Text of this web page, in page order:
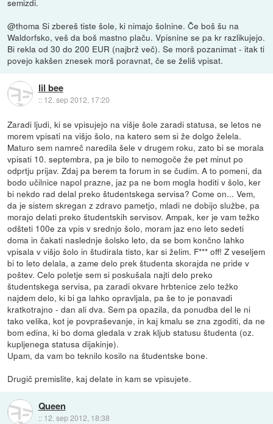
@thoma Si zbereš tiste šole, ki nimajo šolnine. Če boš šu na
Waldorfsko, veš da boš mastno plaču. Vpisnine se pa kr razlikujejo.
Bi rekla od 30 do 200 EUR (najbrž več). Se morš pozanimat - itak ti
povejo kakšen znesek morš poravnat, če se želiš vpisat.
lil bee
:: 12. sep 2012, 17:20
Zaradi ljudi, ki se vpisujejo na višje šole zaradi statusa, se letos ne
morem vpisati na višjo šolo, na katero sem si že dolgo želela.
Maturo sem namreč naredila šele v drugem roku, zato bi se morala
vpisati 10. septembra, pa je bilo to nemogoče že pet minut po
odprtju prijav. Zdaj pa berem ta forum in se čudim. A to pomeni, da
bodo učilnice napol prazne, jaz pa ne bom mogla hoditi v šolo, ker
bi nekdo rad delal preko študentskega servisa? Come on... Vem,
da je sistem skregan z zdravo pametjo, mladi ne dobijo službe, pa
morajo delati preko študentskih servisov. Ampak, ker je vam težko
odšteti 100e za vpis v srednjo šolo, moram jaz eno leto sedeti
doma in čakati naslednje šolsko leto, da se bom končno lahko
vpisala v višjo šolo in študirala tisto, kar si želim. F*** off! Z veseljem
bi to leto delala, a zame delo prek študenta skorajda ne pride v
poštev. Celo poletje sem si poskušala najti delo preko
študentskega servisa, pa zaradi okvare hrbtenice zelo težko
najdem delo, ki bi ga lahko opravljala, pa še to je ponavadi
kratkotrajno - dan ali dva. Sem pa opazila, da ponudba del le ni
tako velika, kot je povpraševanje, in kaj kmalu se zna zgoditi, da ne
bom edina, ki bo doma gledala v zrak kljub statusu študenta (oz.
kupljenega statusa dijakinje).
Upam, da vam bo teknilo kosilo na študentske bone.
Drugič premislite, kaj delate in kam se vpisujete.
Queen
:: 12. sep 2012, 18:38